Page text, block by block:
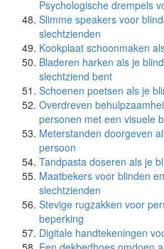
Psychologische drempels
Slimme speakers voor
slechtzienden
Kookplaat schoonmaken
Bladeren harken als je
slechtziend bent
Schoenen poetsen als je
Overdreven
personen met een visuele
Meterstanden doorgeven
persoon
Tandpasta doseren als je
Maatbekers voor blinden en
slechtzienden
Stevige rugzakken voor
beperking
Digitale handtekeningen